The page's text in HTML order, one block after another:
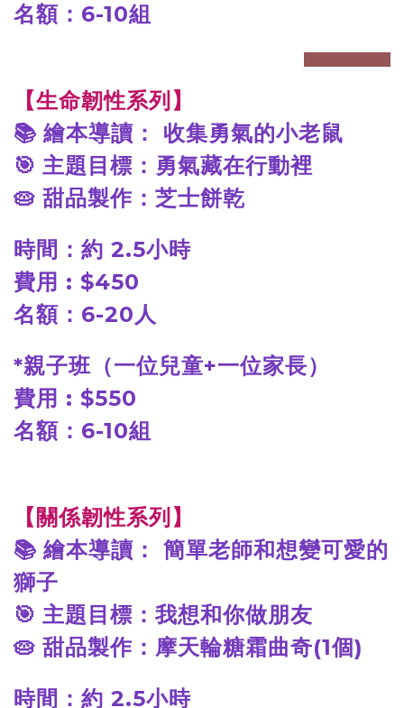
名額：6-10組
【生命韌性系列】
📚 繪本導讀： 收集勇氣的小老鼠
🎯 主題目標：勇氣藏在行動裡
🥧 甜品製作：芝士餅乾
時間：約 2.5小時
費用 : $450
名額：6-20人
*親子班（一位兒童+一位家長）
費用 : $550
名額：6-10組
【關係韌性系列】
📚 繪本導讀： 簡單老師和想變可愛的
獅子
🎯 主題目標：我想和你做朋友
🥧 甜品製作：摩天輪糖霜曲奇(1個)
時間：約 2.5小時